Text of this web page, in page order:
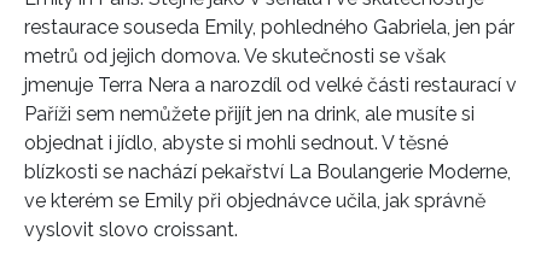
restaurace souseda Emily, pohledného Gabriela, jen pár
metrů od jejich domova. Ve skutečnosti se však
jmenuje Terra Nera a narozdíl od velké části restaurací v
Paříži sem nemůžete přijít jen na drink, ale musíte si
objednat i jídlo, abyste si mohli sednout. V těsné
blízkosti se nachází pekařství La Boulangerie Moderne,
ve kterém se Emily při objednávce učila, jak správně
vyslovit slovo croissant.